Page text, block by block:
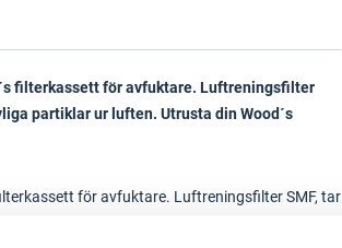
filterkassett för avfuktare. Luftreningsfilter
partiklar ur luften. Utrusta din Wood´s
för avfuktare. Luftreningsfilter SMF, tar